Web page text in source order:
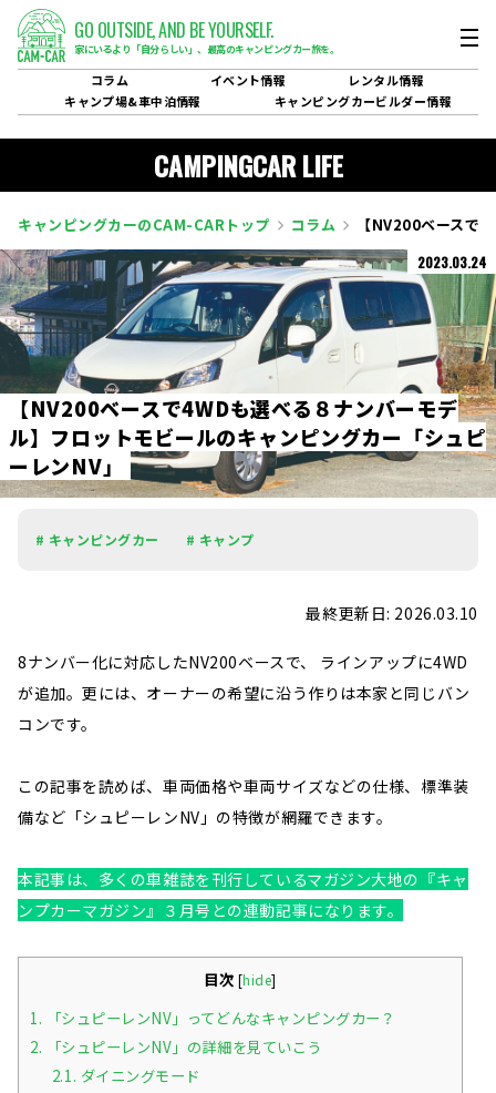
GO OUTSIDE,AND BE YOURSELF.
家にいるより「自分らしい」、 最高のキャンピングカー旅を。
コラム イベント情報 レンタル情報
キャンプ場&車中泊情報 キャンピングカービルダー情報
CAMPINGCAR LIFE
キャンピングカーのCAM-CARトップ コラム 【NV200ベースで
2023.03.24
【NV200ベースで4WDも選べる ８ナンバーモデ
ル】 フロッ トモビールのキャンピングカー 「シュ ピ
ー レンNV」
# キャンピングカー # キャンプ
最終更新日: 2026.03.10
8ナンバー化に対応したNV200ベースで、 ラインアップに4WD
が追加。更には、オーナーの希望に沿う作りは本家と同じバン
コンです。
この記事を読めば、車両価格や車両サイズなどの仕様、標準装
備など「シュピーレンNV」の特徴が網羅できます。
本記事は、多くの車雑誌を刊行しているマガジン大地の『キャ
ンプカーマガジン』３月号との連動記事になります。
目次 [hide]
1. 「シュピーレンNV」ってどんなキャンピングカー？
2. 「シュピーレンNV」の詳細を見ていこう
2.1. ダイニングモード